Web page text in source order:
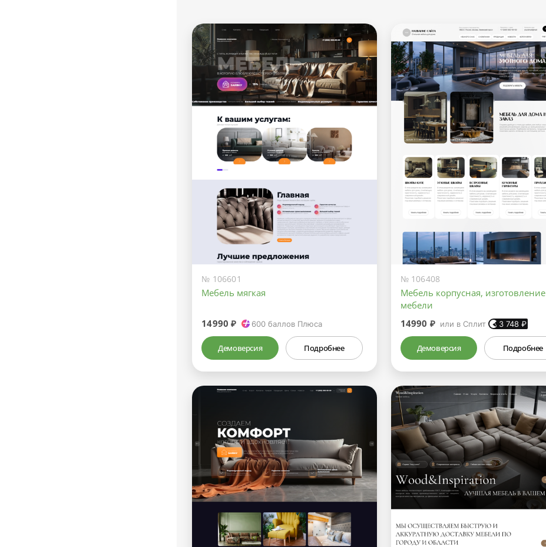
№ 106601
Мебель мягкая
14990 ₽ 600баллов Плюса
Демоверсия Подробнее
№ 106408
Мебель корпусная, изготовление
мебели
14990 ₽ или в Сплит 3 748 ₽
Демоверсия Подробнее